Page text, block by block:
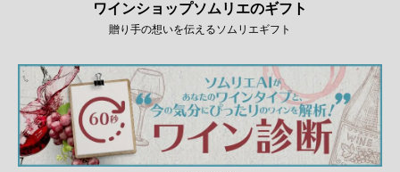
ワインショップソムリエのギフト
贈り手の想いを伝えるソムリエギフト